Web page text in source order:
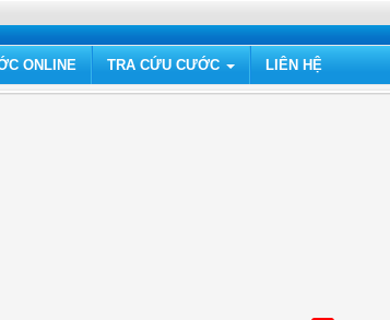
ONLINE TRA CỨU CƯỚC LIÊN HỆ